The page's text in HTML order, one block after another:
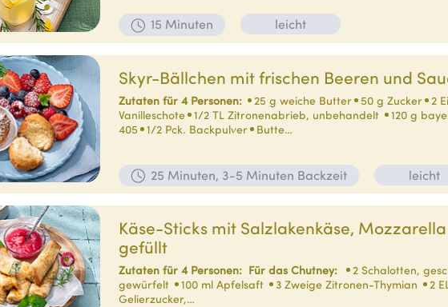
15 Minuten leicht
Skyr-Bällchen mit frischen Beeren und
Zutaten für 4 Personen: 25 g weiche Butter 50 g Zucker 2
Vanilleschote
1/2 TL Zitronenabrieb, unbehandelt 120 g
405
1/2 Pck. Backpulver Butte…
25 Minuten, 3-5 Minuten Backzeit leicht
Käse-Sticks mit Salzlakenkäse,
gefüllt
Zutaten für 4 Personen: Für das Chutney: 2 Schalotten,
gewürfelt
100 ml Apfelsaft 3 Zweige Zitronen-Thymian 2
Gelierzucker,…